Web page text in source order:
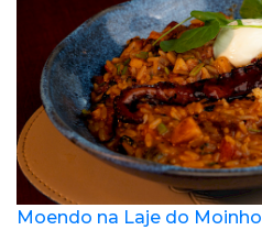
Moendo na Laje do Moinho